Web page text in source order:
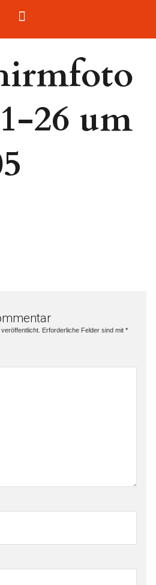
26 um
Erforderliche Felder sind mit *